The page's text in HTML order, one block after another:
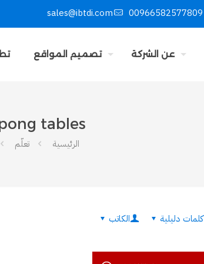
00966582577809
sales@ibtdi.com
عن الشركة تصميم المواقع
tables
الرئيسية تعلّم
كلمات دليلية الكاتب